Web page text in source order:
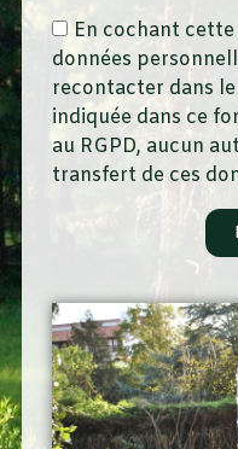
En cochant
données
recontacter dans
indiquée dans ce
au RGPD, aucun
transfert de ces